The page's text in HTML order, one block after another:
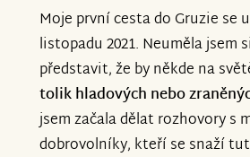
Moje první cesta do Gruzie se
listopadu 2021. Neuměla jsem
představit, že by někde na
tolik hladových nebo
jsem začala dělat rozhovory s
dobrovolníky, kteří se snaží